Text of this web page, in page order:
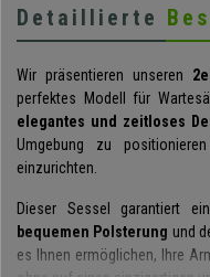
Detaillierte
Wir präsentieren unseren
perfektes Modell für
elegantes und zeitloses
Umgebung zu
einzurichten.
Dieser Sessel garantiert
bequemen Polsterung und
es Ihnen ermöglichen, Ihre